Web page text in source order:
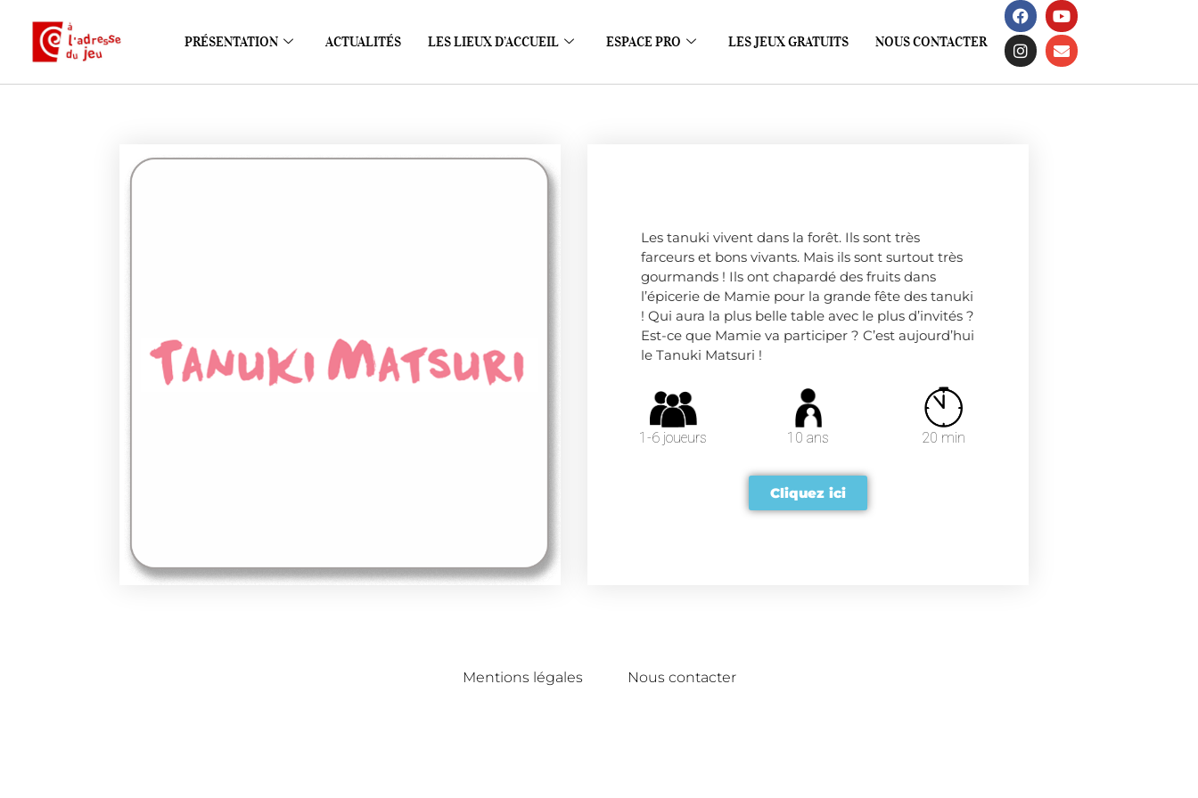
PRÉSENTATION ACTUALITÉS LES LIEUX D’ACCUEIL ESPACE PRO LES JEUX GRATUITS NOUS CONTACTER
Les tanuki vivent dans la forêt. Ils sont très
farceurs et bons vivants. Mais ils sont surtout très
gourmands ! Ils ont chapardé des fruits dans
l’épicerie de Mamie pour la grande fête des tanuki
! Qui aura la plus belle table avec le plus d’invités ?
Est-ce que Mamie va participer ? C’est aujourd’hui
le Tanuki Matsuri !
1-6 joueurs 10 ans 20 min
Cliquez ici
Mentions légales Nous contacter